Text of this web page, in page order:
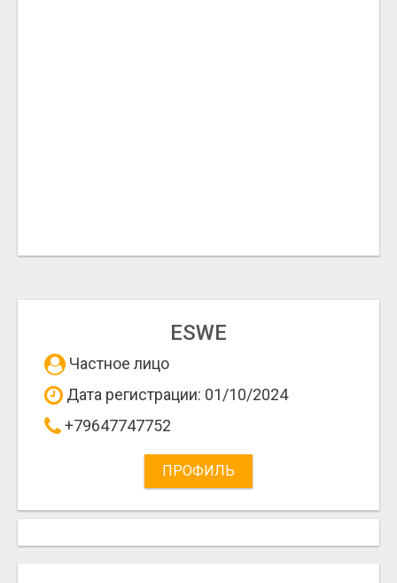
ESWE
Частное лицо
Дата регистрации: 01/10/2024
+79647747752
ПРОФИЛЬ